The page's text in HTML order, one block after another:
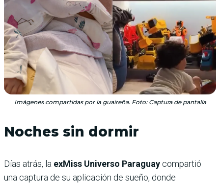
Imágenes compartidas por la guaireña. Foto: Captura de pantalla
Noches sin dormir
Días atrás, la exMiss Universo Paraguay compartió
una captura de su aplicación de sueño, donde